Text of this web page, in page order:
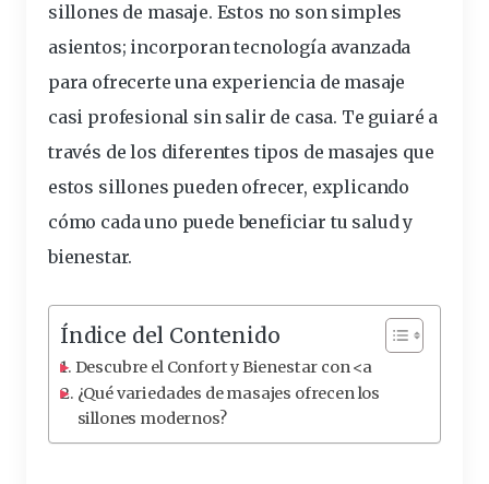
sillones de masaje. Estos no son simples
asientos; incorporan tecnología avanzada
para ofrecerte una experiencia de masaje
casi profesional sin salir de casa. Te guiaré a
través de los diferentes tipos de masajes que
estos sillones pueden ofrecer, explicando
cómo cada uno puede beneficiar tu salud y
bienestar.
Índice del Contenido
Descubre el Confort y Bienestar con <a
¿Qué variedades de masajes ofrecen los
sillones modernos?